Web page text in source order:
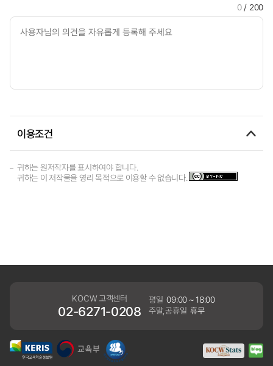
0/ 200
이용조건
귀하는 원저작자를 표시하여야 합니다.
귀하는 이 저작물을 영리 목적으로 이용할 수 없습니다.
KOCW 고객센터
02-6271-0208
평일 09:00 ~ 18:00
주말,공휴일 휴무